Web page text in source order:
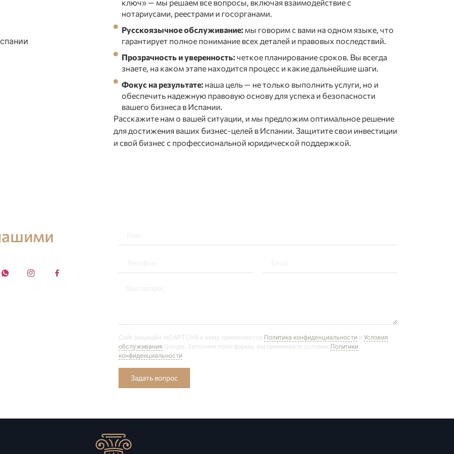
ключ» — мы решаем все вопросы, включая взаимодействие с
нотариусами, реестрами и госорганами.
Русскоязычное обслуживание: мы говорим с вами на одном языке, что
гарантирует полное понимание всех деталей и правовых последствий.
Прозрачность и уверенность:четкое планирование сроков. Вы всегда
знаете, на каком этапе находится процесс и какие дальнейшие шаги.
Фокус на результате: наша цель — не только выполнить услуги, но и
обеспечить надежную правовую основу для успеха и безопасности
вашего бизнеса в Испании.
Расскажите нам о вашей ситуации, и мы предложим оптимальное решение
для достижения ваших бизнес-целей в Испании. Защитите свои инвестиции
и свой бизнес с профессиональной юридической поддержкой.
Сайт защищён reCAPTCHA к нему применяются Политика конфиденциальности и Условия
обслуживания Google. Заполняя поля формы, вы принимаете условия Политики
конфиденциальности
Задать вопрос